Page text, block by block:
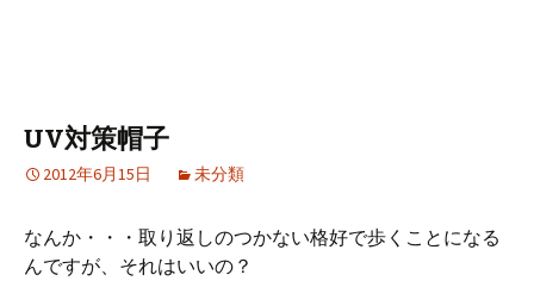
UV対策帽子
2012年6月15日 未分類
なんか・・・取り返しのつかない格好で歩くことになる
んですが、それはいいの？